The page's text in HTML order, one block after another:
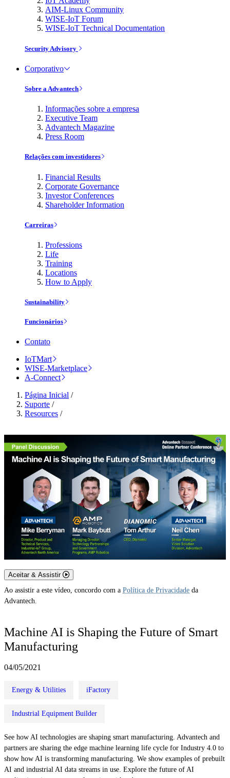
AIM-Linux Community
WISE-IoT Forum
WISE-IoT Technical Documentation
Security Advisory
Corporativo
Sobre a Advantech
Informações sobre a empresa
Executive Team
Advantech Magazine
Press Room
Relações com investidores
Financial Results
Corporate Governance
Investor Conferences
Shareholder Information
Carreiras
Professions
Life
Training
Locations
How to Apply
Sustainability
Funcionários
Contato
IoTMart
WISE-Marketplace
A-Connect
Página Inicial /
Suporte /
Resources /
Aceitar & Assistir
Ao assistir a este vídeo, concordo com a Política de Privacidade da
Advantech.
Machine AI is Shaping the Future of Smart
Manufacturing
04/05/2021
Energy & Utilities iFactory
Industrial Equipment Builder
See how AI technologies are shaping smart manufacturing. Advantech and
partners are sharing the edge machine learning life cycle for Industry 4.0 to
show how AI is transforming manufacturing. We show examples of prebuilt
AI and industrial AI data streams in use. Explore the future of AI